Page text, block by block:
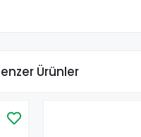
Ürünler